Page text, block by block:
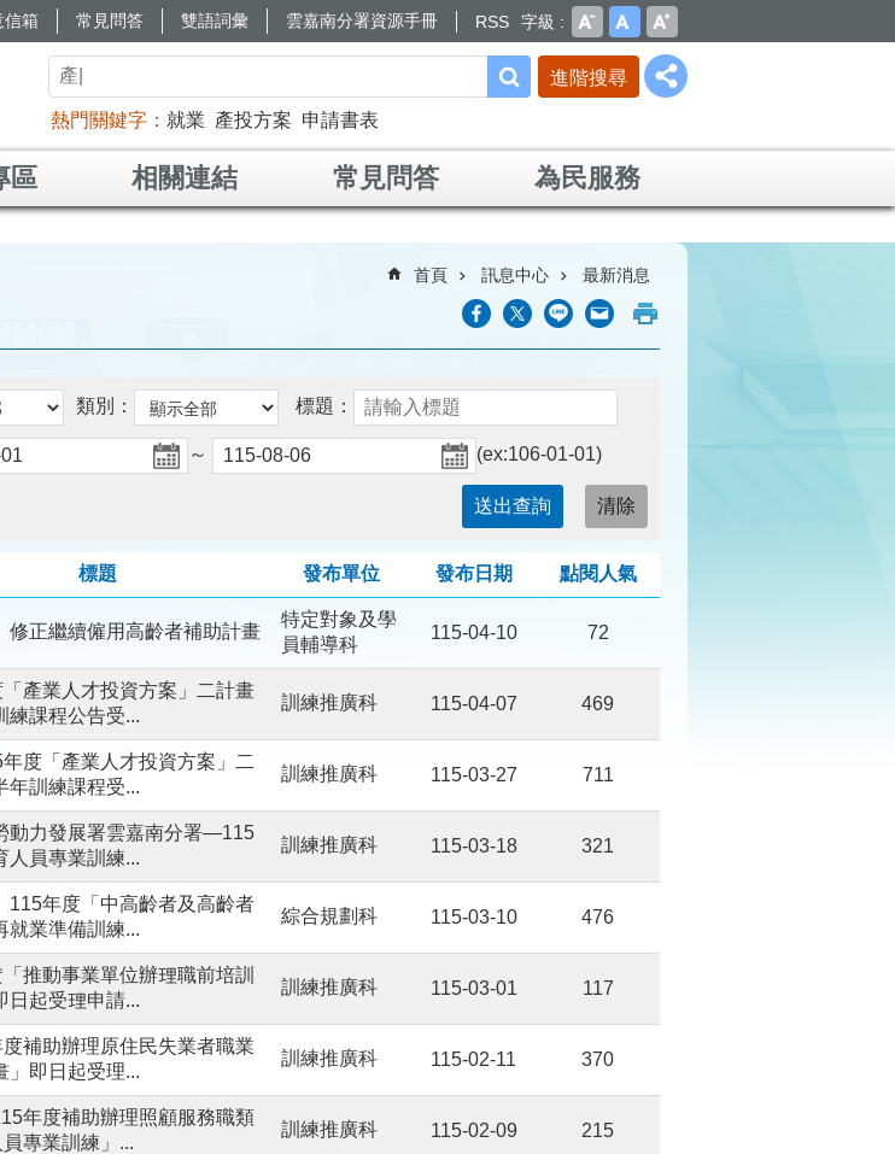
信箱 常見問答 雙語詞彙 雲嘉南分署資源手冊 RSS 字級
進階搜尋
熱門關鍵字 就業 產投方案 申請書表
區 相關連結 常見問答 為民服務
首頁 訊息中心 最新消息
類別： 標題：
～ (ex:106-01-01)
標題 發布單位 發布日期 點閱人氣
修正繼續僱用高齡者補助計畫
特定對象及學
員輔導科
115-04-10 72
產業人才投資方案」二計畫
練課程公告受...
訓練推廣科 115-04-07 469
度「產業人才投資方案」二
年訓練課程受...
訓練推廣科 115-03-27 711
動力發展署雲嘉南分署—115
人員專業訓練...
訓練推廣科 115-03-18 321
115年度「中高齡者及高齡者
就業準備訓練...
綜合規劃科 115-03-10 476
推動事業單位辦理職前培訓
日起受理申請...
訓練推廣科 115-03-01 117
度補助辦理原住民失業者職業
」即日起受理...
訓練推廣科 115-02-11 370
年度補助辦理照顧服務職類
專業訓練」...
訓練推廣科 115-02-09 215